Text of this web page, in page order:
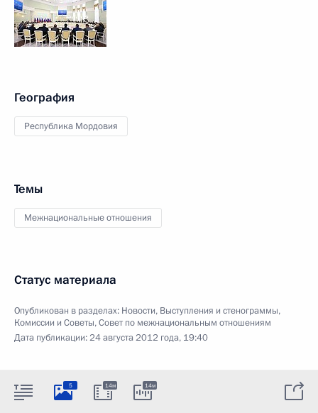
География
Республика Мордовия
Темы
Межнациональные отношения
Статус материала
Опубликован в разделах: Новости, Выступления и стенограммы,
Комиссии и Советы,Совет по межнациональным отношениям
Дата публикации:24 августа 2012 года, 19:40
5 14м 14м